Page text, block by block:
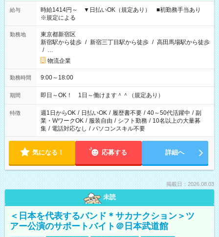
給与
時給1414円～ ▼日払いOK（規定あり） ■初勤務手当あり
※規定による
勤務地
東京都新宿区
新宿駅から徒歩 / 新宿三丁目駅から徒歩 / 高田馬場駅から徒歩
/ …
物流企業
勤務時間 9:00～18:00
期間 即日～OK！ 1日～働けます＾＾（規定あり）
特徴 週1日からOK / 日払いOK / 履歴書不要 / 40～50代活躍中 / 副
業・WワークOK / 服装自由 / シフト勤務 / 10名以上の大量募
集 / 電話対応なし / パソコンスキル不要
気になる！ 応募する 詳細へ
掲載日：2026.08.03
未読
＜日本を代表するバンド＊サカナクション＞ツ
アー公演のサポートバイト＠日本武道館